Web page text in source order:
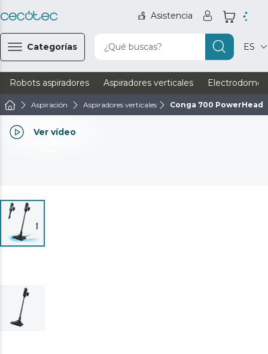
Asistencia
Categorías ¿Qué buscas? ES
Robots aspiradores Aspiradores verticales
Aspiración Aspiradores verticales Conga 700 PowerHead
Ver vídeo